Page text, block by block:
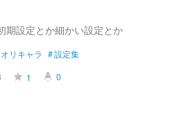
期設定とか細かい設定とか
オリキャラ #設定集
grade 1 highlight 0